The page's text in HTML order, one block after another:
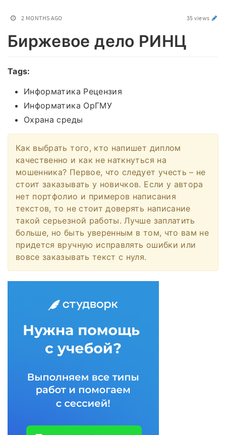
2 MONTHS AGO 35 views
Биржевое дело РИНЦ
Tags:
Информатика Рецензия
Информатика ОрГМУ
Охрана среды
Как выбрать того, кто напишет диплом
качественно и как не наткнуться на
мошенника? Первое, что следует учесть – не
стоит заказывать у новичков. Если у автора
нет портфолио и примеров написания
текстов, то не стоит доверять написание
такой серьезной работы. Лучше заплатить
больше, но быть уверенным в том, что вам не
придется вручную исправлять ошибки или
вовсе заказывать текст с нуля.